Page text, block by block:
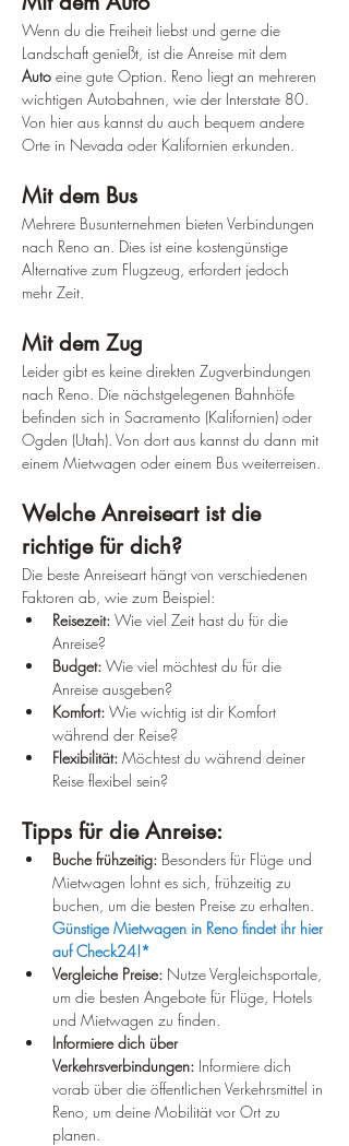
Wenn du die Freiheit liebst und gerne die
Landschaft genießt, ist die Anreise mit dem
Auto eine gute Option. Reno liegt an mehreren
wichtigen Autobahnen, wie der Interstate 80.
Von hier aus kannst du auch bequem andere
Orte in Nevada oder Kalifornien erkunden.
Mit dem Bus
Mehrere Busunternehmen bieten Verbindungen
nach Reno an. Dies ist eine kostengünstige
Alternative zum Flugzeug, erfordert jedoch
mehr Zeit.
Mit dem Zug
Leider gibt es keine direkten Zugverbindungen
nach Reno. Die nächstgelegenen Bahnhöfe
befinden sich in Sacramento (Kalifornien) oder
Ogden (Utah). Von dort aus kannst du dann mit
einem Mietwagen oder einem Bus weiterreisen.
Welche Anreiseart ist die
richtige für dich?
Die beste Anreiseart hängt von verschiedenen
Faktoren ab, wie zum Beispiel:
Reisezeit: Wie viel Zeit hast du für die
Anreise?
Budget: Wie viel möchtest du für die
Anreise ausgeben?
Komfort: Wie wichtig ist dir Komfort
während der Reise?
Flexibilität: Möchtest du während deiner
Reise flexibel sein?
Tipps für die Anreise:
Buche frühzeitig: Besonders für Flüge und
Mietwagen lohnt es sich, frühzeitig zu
buchen, um die besten Preise zu erhalten.
Günstige Mietwagen in Reno findet ihr hier
auf Check24!*
Vergleiche Preise: Nutze Vergleichsportale,
um die besten Angebote für Flüge, Hotels
und Mietwagen zu finden.
Informiere dich über
Verkehrsverbindungen: Informiere dich
vorab über die öffentlichen Verkehrsmittel in
Reno, um deine Mobilität vor Ort zu
planen.